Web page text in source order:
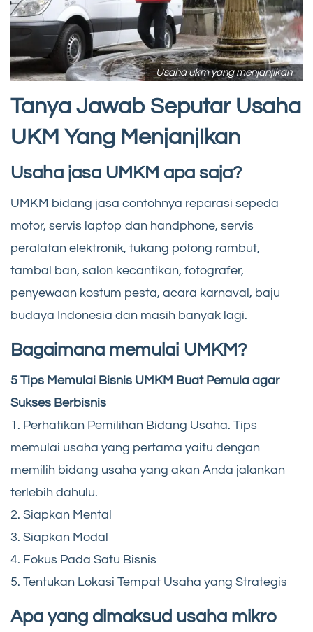
Usaha ukm yang menjanjikan
Tanya Jawab Seputar Usaha
UKM Yang Menjanjikan
Usaha jasa UMKM apa saja?
UMKM bidang jasa contohnya reparasi sepeda
motor, servis laptop dan handphone, servis
peralatan elektronik, tukang potong rambut,
tambal ban, salon kecantikan, fotografer,
penyewaan kostum pesta, acara karnaval, baju
budaya Indonesia dan masih banyak lagi.
Bagaimana memulai UMKM?
5 Tips Memulai Bisnis UMKM Buat Pemula agar
Sukses Berbisnis
1. Perhatikan Pemilihan Bidang Usaha. Tips
memulai usaha yang pertama yaitu dengan
memilih bidang usaha yang akan Anda jalankan
terlebih dahulu.
2. Siapkan Mental
3. Siapkan Modal
4. Fokus Pada Satu Bisnis
5. Tentukan Lokasi Tempat Usaha yang Strategis
Apa yang dimaksud usaha mikro